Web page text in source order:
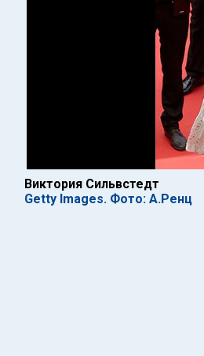
Виктория Сильвстедт
Getty Images. Фото: А.Ренц